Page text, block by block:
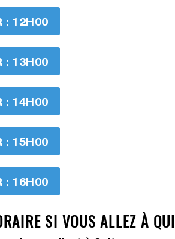
: 12H00
: 13H00
: 14H00
: 15H00
: 16H00
SI VOUS ALLEZ À